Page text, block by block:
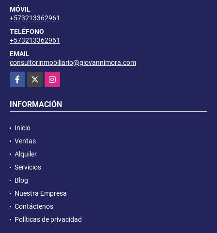
MÓVIL
+573213362961
TELÉFONO
+573213362961
EMAIL
consultorinmobiliario@giovannimora.com
Facebook
Instagram
INFORMACIÓN
Inicio
Ventas
Alquiler
Servicios
Blog
Nuestra Empresa
Contáctenos
Políticas de privacidad